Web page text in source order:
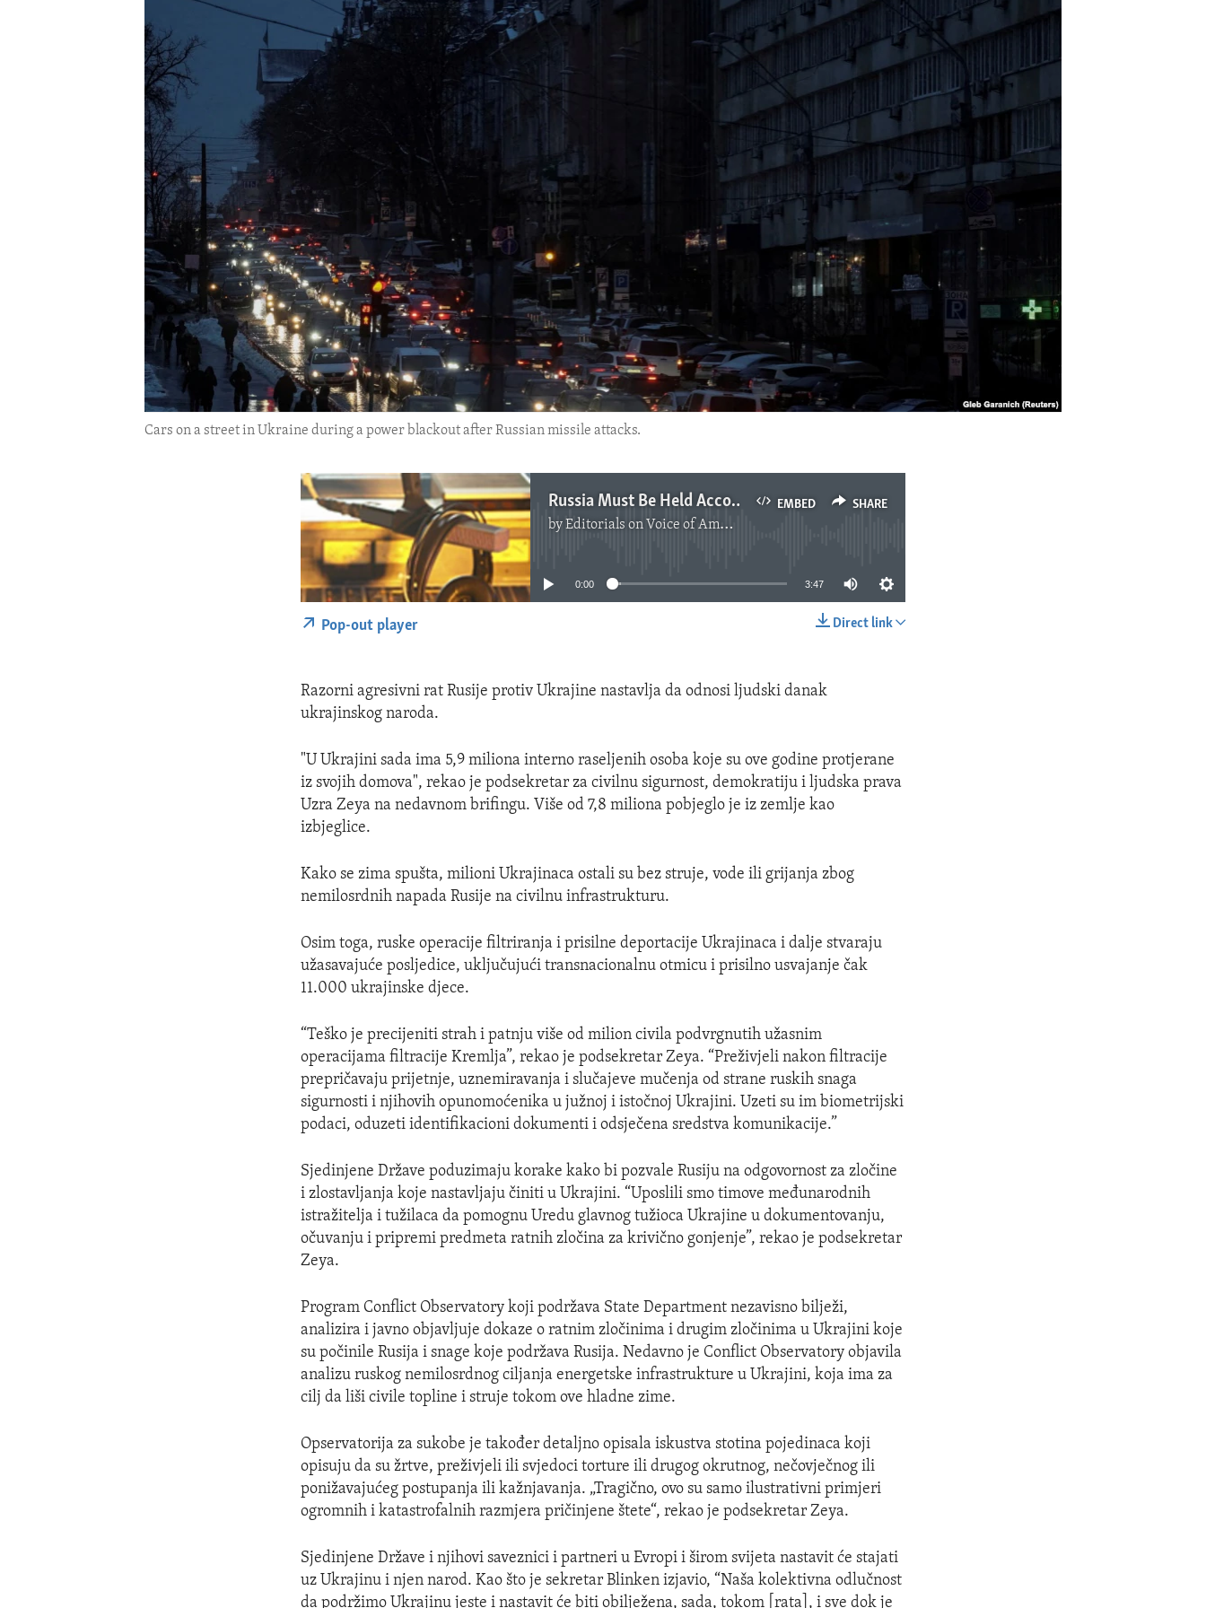
IDEALS AND INSTITUTIONS
Cars on a street in Ukraine during a power blackout after Russian missile attacks.
EMBED SHARE
Russia Must Be Held Accountable for Atrocities in Ukraine
byEditorials on Voice of America
No media source currently available
0:00 3:47
Direct link
Pop-out player
Razorni agresivni rat Rusije protiv Ukrajine nastavlja da odnosi ljudski danak
ukrajinskog naroda.
"U Ukrajini sada ima 5,9 miliona interno raseljenih osoba koje su ove godine protjerane
iz svojih domova", rekao je podsekretar za civilnu sigurnost, demokratiju i ljudska prava
Uzra Zeya na nedavnom brifingu. Više od 7,8 miliona pobjeglo je iz zemlje kao
izbjeglice.
Kako se zima spušta, milioni Ukrajinaca ostali su bez struje, vode ili grijanja zbog
nemilosrdnih napada Rusije na civilnu infrastrukturu.
Osim toga, ruske operacije filtriranja i prisilne deportacije Ukrajinaca i dalje stvaraju
užasavajuće posljedice, uključujući transnacionalnu otmicu i prisilno usvajanje čak
11.000 ukrajinske djece.
“Teško je precijeniti strah i patnju više od milion civila podvrgnutih užasnim
operacijama filtracije Kremlja”, rekao je podsekretar Zeya. “Preživjeli nakon filtracije
prepričavaju prijetnje, uznemiravanja i slučajeve mučenja od strane ruskih snaga
sigurnosti i njihovih opunomoćenika u južnoj i istočnoj Ukrajini. Uzeti su im biometrijski
podaci, oduzeti identifikacioni dokumenti i odsječena sredstva komunikacije.”
Sjedinjene Države poduzimaju korake kako bi pozvale Rusiju na odgovornost za zločine
i zlostavljanja koje nastavljaju činiti u Ukrajini. “Uposlili smo timove međunarodnih
istražitelja i tužilaca da pomognu Uredu glavnog tužioca Ukrajine u dokumentovanju,
očuvanju i pripremi predmeta ratnih zločina za krivično gonjenje”, rekao je podsekretar
Zeya.
Program Conflict Observatory koji podržava State Department nezavisno bilježi,
analizira i javno objavljuje dokaze o ratnim zločinima i drugim zločinima u Ukrajini koje
su počinile Rusija i snage koje podržava Rusija. Nedavno je Conflict Observatory objavila
analizu ruskog nemilosrdnog ciljanja energetske infrastrukture u Ukrajini, koja ima za
cilj da liši civile topline i struje tokom ove hladne zime.
Opservatorija za sukobe je također detaljno opisala iskustva stotina pojedinaca koji
opisuju da su žrtve, preživjeli ili svjedoci torture ili drugog okrutnog, nečovječnog ili
ponižavajućeg postupanja ili kažnjavanja. „Tragično, ovo su samo ilustrativni primjeri
ogromnih i katastrofalnih razmjera pričinjene štete“, rekao je podsekretar Zeya.
Sjedinjene Države i njihovi saveznici i partneri u Evropi i širom svijeta nastavit će stajati
uz Ukrajinu i njen narod. Kao što je sekretar Blinken izjavio, “Naša kolektivna odlučnost
da podržimo Ukrajinu jeste i nastavit će biti obilježena, sada, tokom [rata], i sve dok je